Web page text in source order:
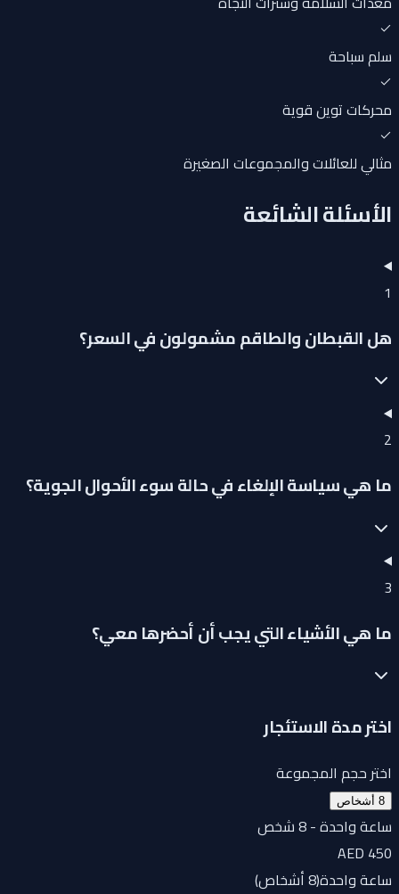
سلم سباحة
محركات توين قوية
مثالي للعائلات والمجموعات الصغيرة
الأسئلة الشائعة
هل القبطان والطاقم مشمولون في السعر؟
ما هي سياسة الإلغاء في حالة سوء الأحوال الجوية؟
ما هي الأشياء التي يجب أن أحضرها معي؟
اختر مدة الاستئجار
اختر حجم المجموعة
ساعة واحدة - 8 شخص
AED 450
ساعة واحدة(8 أشخاص